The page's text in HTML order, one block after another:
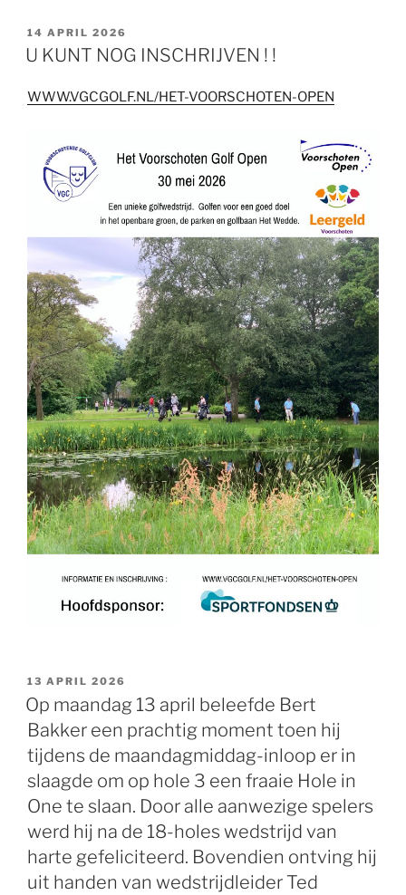
GEPLAATST
OP
14 APRIL 2026
U KUNT NOG INSCHRIJVEN ! !
WWW.VGCGOLF.NL/HET-VOORSCHOTEN-OPEN
GEPLAATST
OP
13 APRIL 2026
Op maandag 13 april beleefde Bert
Bakker een prachtig moment toen hij
tijdens de maandagmiddag-inloop er in
slaagde om op hole 3 een fraaie Hole in
One te slaan. Door alle aanwezige spelers
werd hij na de 18-holes wedstrijd van
harte gefeliciteerd. Bovendien ontving hij
uit handen van wedstrijdleider Ted